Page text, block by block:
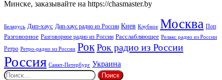
Минске, заказывайте на https://chasmaster.by
Беларусь Дип-хаус Дип-хаус радио из России Киев Клубное Москва Поп
Разговорное Разговорное радио из России Расслабляющее Релакс радио из России
Ретро Ретро-радио из России РокРок радио из России
Россия Санкт-Петербург Украина
Найти: